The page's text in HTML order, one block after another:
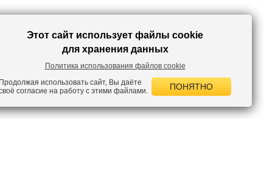
Этот сайт использует файлы cookie
для хранения данных
Политика использования файлов cookie
Продолжая использовать сайт, Вы даёте
согласие на работу с этими файлами.
ПОНЯТНО